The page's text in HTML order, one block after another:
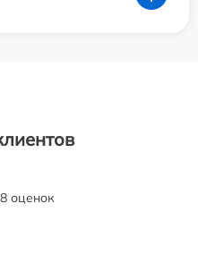
оценок